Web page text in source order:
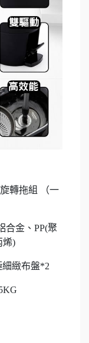
轉拖組 （一
合金、PP(聚
烯)
緻布盤*2